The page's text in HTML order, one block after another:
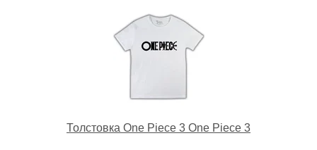
Толстовка One Piece 3 One Piece 3